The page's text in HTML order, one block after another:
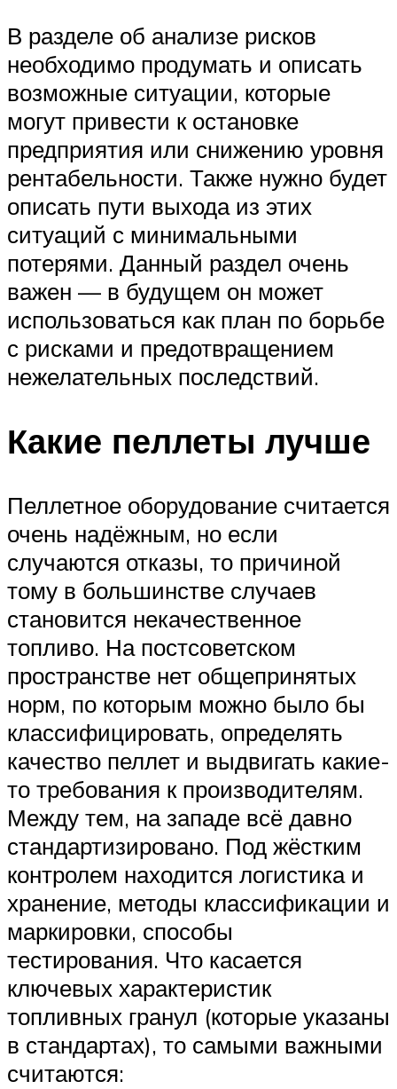
В разделе об анализе рисков
необходимо продумать и описать
возможные ситуации, которые
могут привести к остановке
предприятия или снижению уровня
рентабельности. Также нужно будет
описать пути выхода из этих
ситуаций с минимальными
потерями. Данный раздел очень
важен — в будущем он может
использоваться как план по борьбе
с рисками и предотвращением
нежелательных последствий.
Какие пеллеты лучше
Пеллетное оборудование считается
очень надёжным, но если
случаются отказы, то причиной
тому в большинстве случаев
становится некачественное
топливо. На постсоветском
пространстве нет общепринятых
норм, по которым можно было бы
классифицировать, определять
качество пеллет и выдвигать какие-
то требования к производителям.
Между тем, на западе всё давно
стандартизировано. Под жёстким
контролем находится логистика и
хранение, методы классификации и
маркировки, способы
тестирования. Что касается
ключевых характеристик
топливных гранул (которые указаны
в стандартах), то самыми важными
считаются: